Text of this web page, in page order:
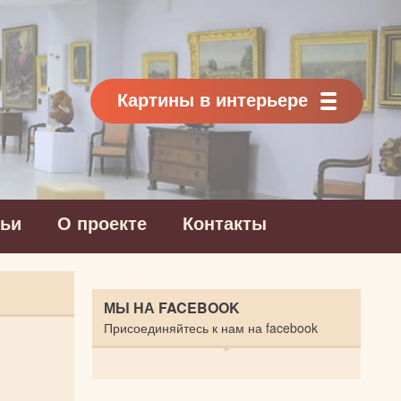
Картины в интерьере
О проекте Контакты
МЫ НА FACEBOOK
Присоединяйтесь к нам на facebook